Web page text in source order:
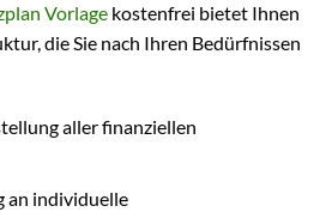
Vorlage kostenfrei bietet Ihnen
die Sie nach Ihren Bedürfnissen
aller finanziellen
an individuelle